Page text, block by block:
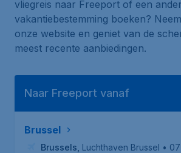
vliegreis naar Freeport of een
vakantiebestemming boeken?
onze website en geniet van de
meest recente aanbiedingen.
Naar Freeport vanaf
Brussel
Brussels Luchthaven Brussel •